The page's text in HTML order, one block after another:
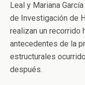
Leal y Mariana
de Investigación de
realizan un recorrido
antecedentes de la
estructurales
después.